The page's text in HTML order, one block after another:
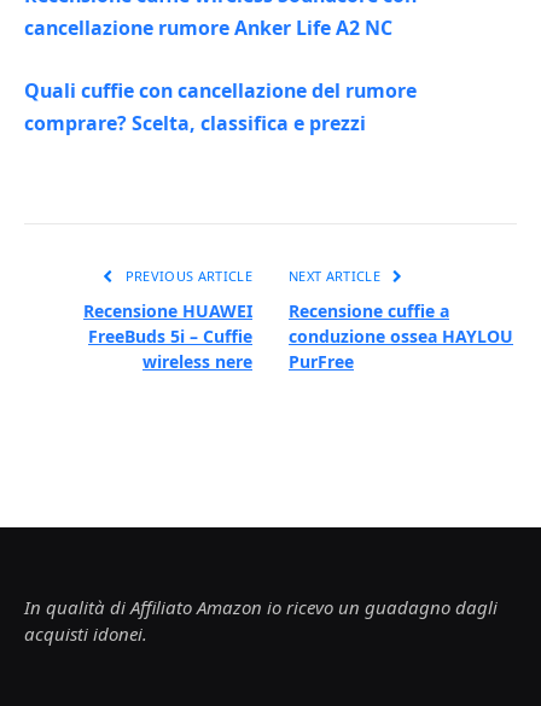
cancellazione rumore Anker Life A2 NC
Quali cuffie con cancellazione del rumore
comprare? Scelta, classifica e prezzi
PREVIOUS ARTICLE
Recensione HUAWEI
FreeBuds 5i – Cuffie
wireless nere
NEXT ARTICLE
Recensione cuffie a
conduzione ossea HAYLOU
PurFree
In qualità di Affiliato Amazon io ricevo un guadagno dagli
acquisti idonei.